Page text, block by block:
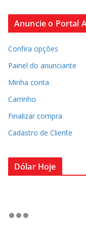
Anuncie o Portal
Confira opções
Painel do anunciante
Minha conta
Carrinho
Finalizar compra
Cadastro de Cliente
Dólar Hoje